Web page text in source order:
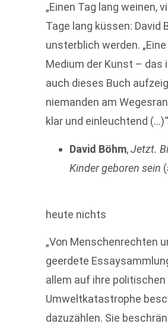
„Einen Tag lang weinen,
Tage lang küssen:
unsterblich werden.
Medium der Kunst – das
auch dieses Buch
niemanden am
klar und einleuchtend (…)“
David Böhm,Jetzt.
Kinder geboren sein
heute nichts
„Von Menschenrechten
geerdete
allem auf ihre
Umweltkatastrophe
dazuzählen. Sie